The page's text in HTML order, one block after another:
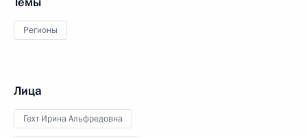
Регионы
Лица
Гехт Ирина Альфредовна